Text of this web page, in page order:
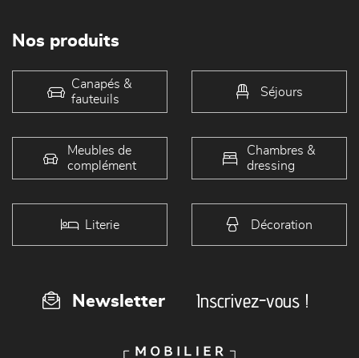
Nos produits
Canapés &
fauteuils
Séjours
Meubles de
complément
Chambres &
dressing
Literie Décoration
Newsletter Inscrivez-vous !